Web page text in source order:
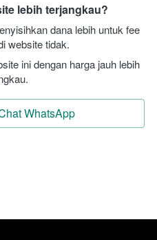
lebih terjangkau?
dana lebih untuk fee
website tidak.
ini dengan harga jauh lebih
WhatsApp